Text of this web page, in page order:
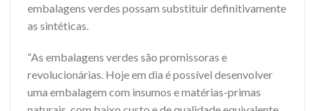
embalagens verdes possam substituir definitivamente
as sintéticas.
“As embalagens verdes são promissoras e
revolucionárias. Hoje em dia é possível desenvolver
uma embalagem com insumos e matérias-primas